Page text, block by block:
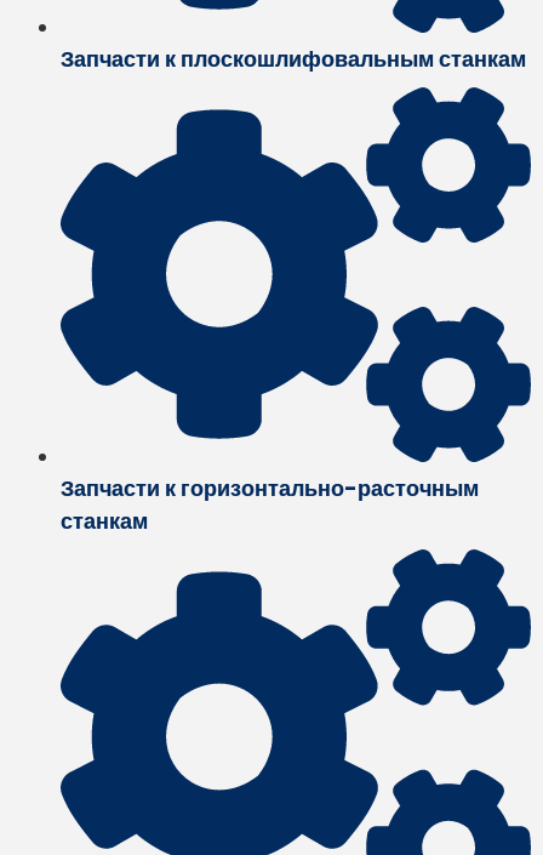
Запчасти к плоскошлифовальным станкам
Запчасти к горизонтально-расточным
станкам